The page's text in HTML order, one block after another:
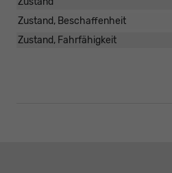
Zustand, Beschaffenheit
Zustand, Fahrfähigkeit